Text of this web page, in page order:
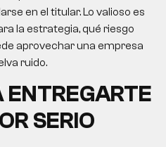
en el titular. Lo valioso es
la estrategia, qué riesgo
aprovechar una empresa
ruido.
ENTREGARTE
SERIO